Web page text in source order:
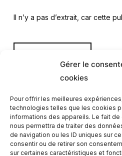
Gérer le
cookies
Pour offrir les meilleures
technologies telles que les cookies
informations des appareils. Le fait
nous permettra de traiter des
de navigation ou les ID uniques sur
consentir ou de retirer son
sur certaines caractéristiques et
Il n’y a pas d’extrait, car cette
1 2